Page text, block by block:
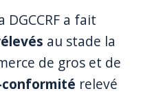
a fait
au stade la
de gros et de
relevé